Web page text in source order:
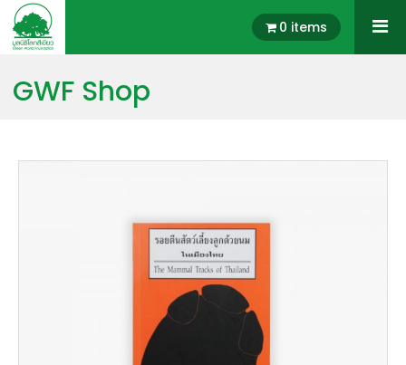
0 items
GWF Shop